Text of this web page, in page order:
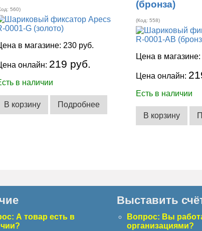
560)
в магазине: 230 руб.
онлайн: 219 руб.
в наличии
В корзину Подробнее
(бронза)
(Код:558)
Цена в магазине:
Цена онлайн:
Есть в наличии
В корзину
А товар есть в
Выставить
Вопрос: Вы
организациями?